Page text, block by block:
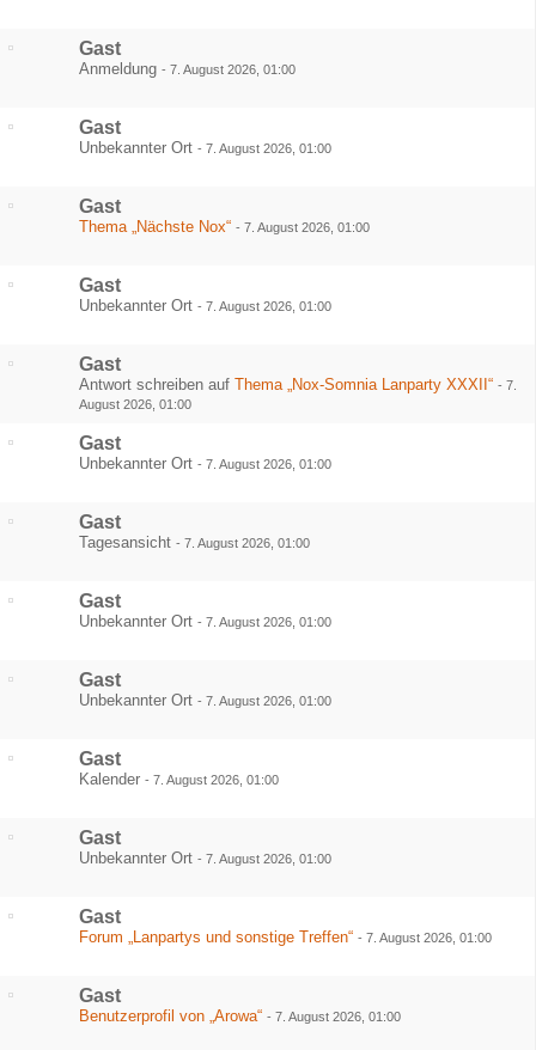
Gast
Anmeldung - 7. August 2026, 01:00
Gast
Unbekannter Ort - 7. August 2026, 01:00
Gast
Thema „Nächste Nox“ - 7. August 2026, 01:00
Gast
Unbekannter Ort - 7. August 2026, 01:00
Gast
Antwort schreiben auf Thema „Nox-Somnia Lanparty XXXII“ - 7.
August 2026, 01:00
Gast
Unbekannter Ort - 7. August 2026, 01:00
Gast
Tagesansicht - 7. August 2026, 01:00
Gast
Unbekannter Ort - 7. August 2026, 01:00
Gast
Unbekannter Ort - 7. August 2026, 01:00
Gast
Kalender - 7. August 2026, 01:00
Gast
Unbekannter Ort - 7. August 2026, 01:00
Gast
Forum „Lanpartys und sonstige Treffen“ - 7. August 2026, 01:00
Gast
Benutzerprofil von „Arowa“ - 7. August 2026, 01:00